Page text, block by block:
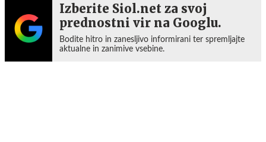
Izberite Siol.net za svoj
prednostni vir na Googlu.
Bodite hitro in zanesljivo informirani ter spremljajte
aktualne in zanimive vsebine.